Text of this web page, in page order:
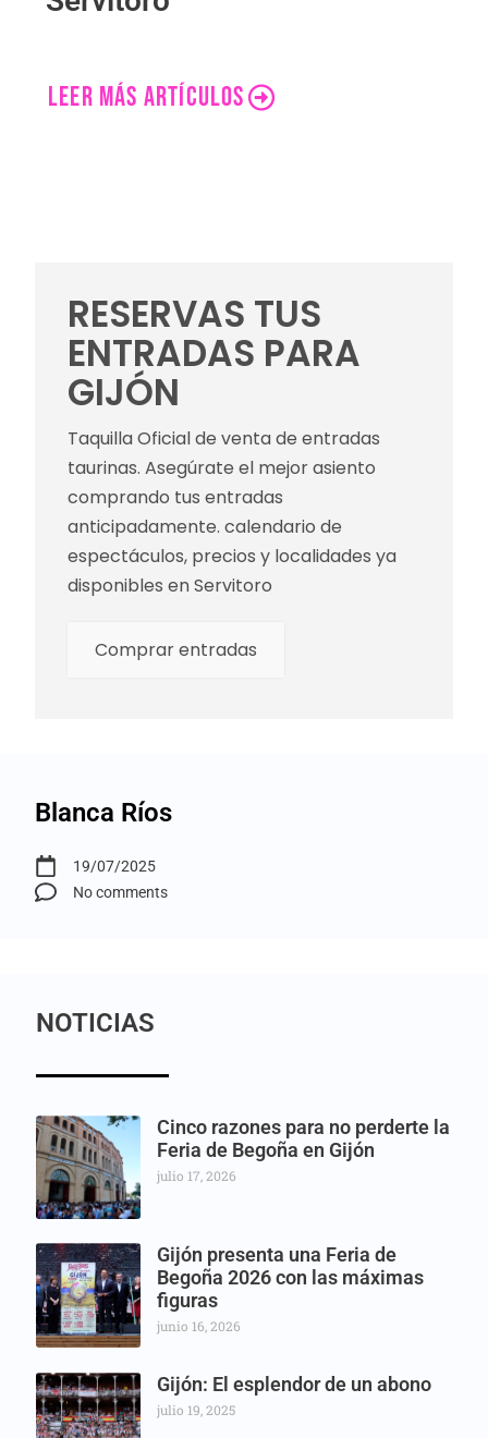
LEER MÁS ARTÍCULOS
RESERVAS TUS
ENTRADAS PARA
GIJÓN
Taquilla Oficial de venta de entradas
taurinas. Asegúrate el mejor asiento
comprando tus entradas
anticipadamente. calendario de
espectáculos, precios y localidades ya
disponibles en Servitoro
Comprar entradas
Blanca Ríos
19/07/2025
No comments
NOTICIAS
Cinco razones para no perderte la
Feria de Begoña en Gijón
julio 17, 2026
Gijón presenta una Feria de
Begoña 2026 con las máximas
figuras
junio 16, 2026
Gijón: El esplendor de un abono
julio 19, 2025